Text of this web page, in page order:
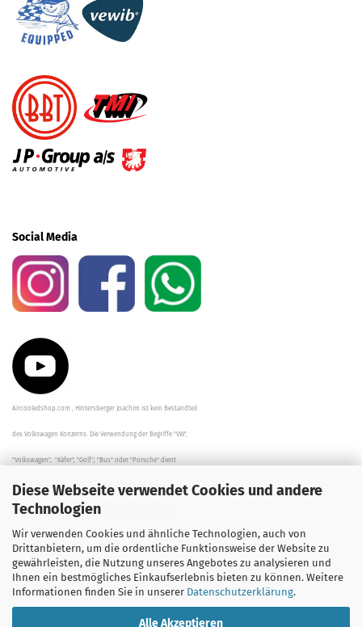
Diese Webseite verwendet Cookies und andere
Technologien
Wir verwenden Cookies und ähnliche Technologien, auch von
Drittanbietern, um die ordentliche Funktionsweise der Website zu
gewährleisten, die Nutzung unseres Angebotes zu analysieren und
Ihnen ein bestmögliches Einkaufserlebnis bieten zu können. Weitere
Informationen finden Sie in unserer Datenschutzerklärung.
Alle Akzeptieren
Social Media
Aircooledshop.com , Hintersberger Joachim ist kein Bestandteil
des Volkswagen Konzerns. Die Verwendung der Begriffe "VW",
"Volkswagen", "Käfer", "Golf", "Bus" oder "Porsche" dient
der Beschreibung der Teile und stellt in keinem Fall eine direkte
Verbindung zu dem Unternehmen "Volkswagen" her/da.
Die Beschreibungen, Zeichnungen und Angaben zur
Verwendung sind sorgfältig überprüft worden.